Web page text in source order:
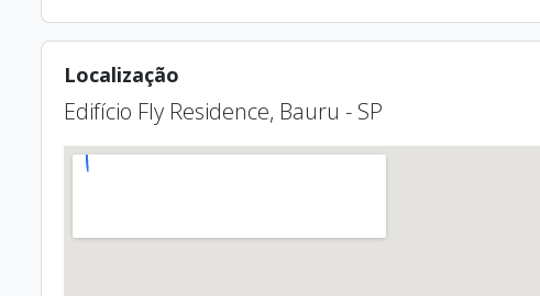
Localização
Edifício Fly Residence, Bauru - SP